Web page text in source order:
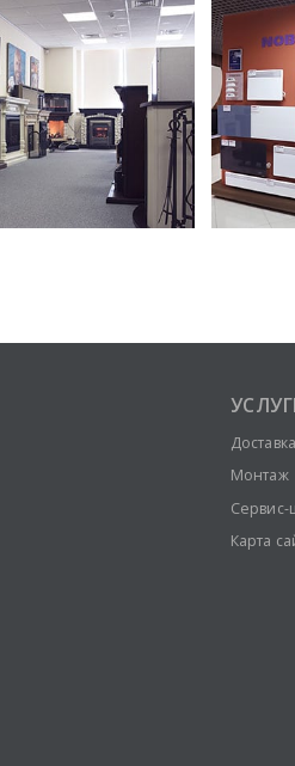
Монтаж
Сервис-
Карта